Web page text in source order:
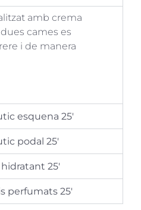
amb crema
cames es
i de manera
esquena 25'
podal 25'
25'
perfumats 25'